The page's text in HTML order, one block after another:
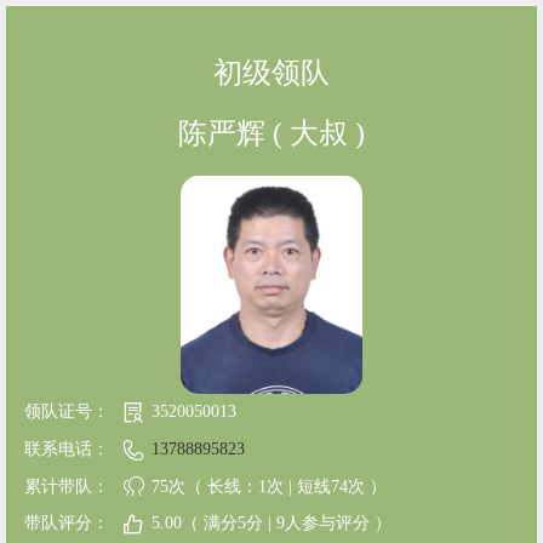
初级领队
陈严辉 ( 大叔 )
领队证号： 3520050013
联系电话： 13788895823
累计带队： 75次（ 长线：1次 | 短线74次 ）
带队评分： 5.00（ 满分5分 | 9人参与评分 ）